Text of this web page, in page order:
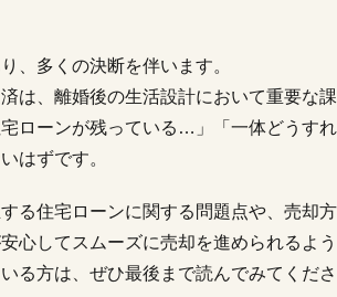
、多くの決断を伴います。
は、離婚後の生活設計において重要な課
ローンが残っている…」「一体どうすれ
はずです。
る住宅ローンに関する問題点や、売却
心してスムーズに売却を進められるよう
る方は、ぜひ最後まで読んでみてくださ